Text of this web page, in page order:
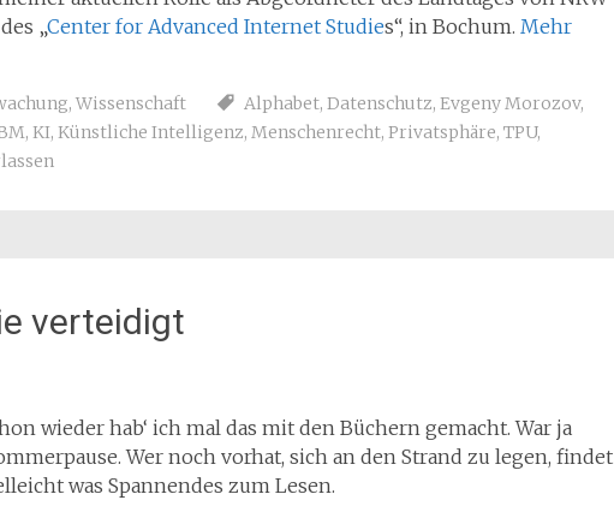
„Center for Advanced Internet Studies“, in Bochum. Mehr
, Wissenschaft Alphabet, Datenschutz, Evgeny Morozov,
, KI, Künstliche Intelligenz, Menschenrecht, Privatsphäre, TPU,
verteidigt
wieder hab‘ ich mal das mit den Büchern gemacht. War ja
Wer noch vorhat, sich an den Strand zu legen, findet
was Spannendes zum Lesen.